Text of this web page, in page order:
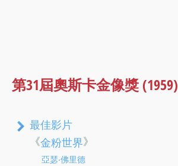
第31屆奧斯卡金像獎 (1959)
最佳影片
《金粉世界》
亞瑟‧佛里德